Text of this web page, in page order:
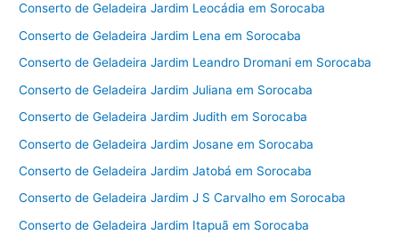
Conserto de Geladeira Jardim Leocádia em Sorocaba
Conserto de Geladeira Jardim Lena em Sorocaba
Conserto de Geladeira Jardim Leandro Dromani em Sorocaba
Conserto de Geladeira Jardim Juliana em Sorocaba
Conserto de Geladeira Jardim Judith em Sorocaba
Conserto de Geladeira Jardim Josane em Sorocaba
Conserto de Geladeira Jardim Jatobá em Sorocaba
Conserto de Geladeira Jardim J S Carvalho em Sorocaba
Conserto de Geladeira Jardim Itapuã em Sorocaba